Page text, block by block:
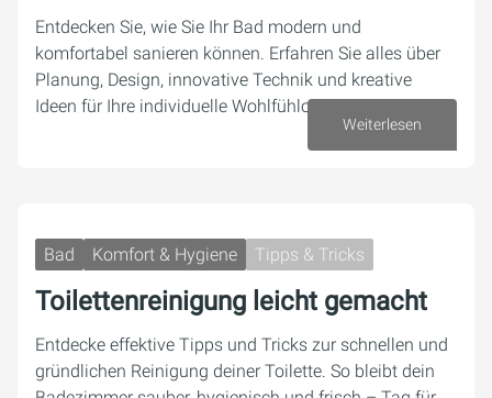
Entdecken Sie, wie Sie Ihr Bad modern und
komfortabel sanieren können. Erfahren Sie alles über
Planung, Design, innovative Technik und kreative
Ideen für Ihre individuelle Wohlfühloase.
Weiterlesen
Bad Komfort & Hygiene Tipps & Tricks
Toilettenreinigung leicht gemacht
Entdecke effektive Tipps und Tricks zur schnellen und
gründlichen Reinigung deiner Toilette. So bleibt dein